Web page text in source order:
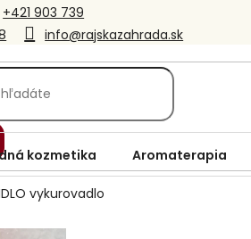
+421 903 739
info@rajskazahrada.sk
kozmetika Aromaterapia
vykurovadlo